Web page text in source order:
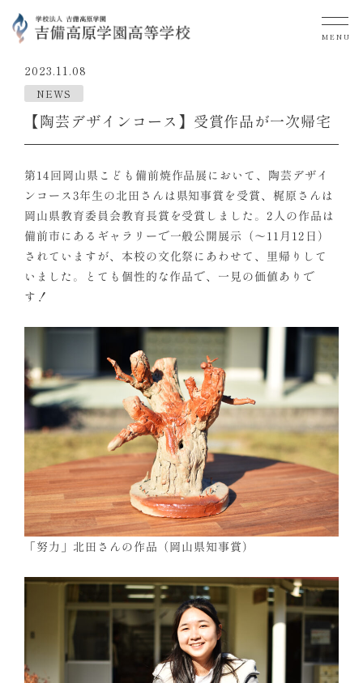
MENU
2023.11.08
NEWS
【陶芸デザインコース】受賞作品が一次帰宅
第14回岡山県こども備前焼作品展において、陶芸デザイ
ンコース3年生の北田さんは県知事賞を受賞、梶原さんは
岡山県教育委員会教育長賞を受賞しました。2人の作品は
備前市にあるギャラリーで一般公開展示（～11月12日）
されていますが、本校の文化祭にあわせて、里帰りして
いました。とても個性的な作品で、一見の価値ありで
す！
「努力」北田さんの作品（岡山県知事賞）